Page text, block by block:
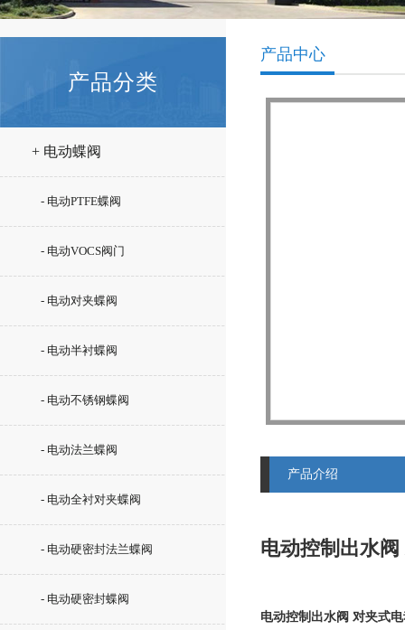
产品分类
+ 电动蝶阀
- 电动PTFE蝶阀
- 电动VOCS阀门
- 电动对夹蝶阀
- 电动半衬蝶阀
- 电动不锈钢蝶阀
- 电动法兰蝶阀
- 电动全衬对夹蝶阀
- 电动硬密封法兰蝶阀
- 电动硬密封蝶阀
产品中心
产品介绍
电动控制出水
电动控制出水阀 对夹式